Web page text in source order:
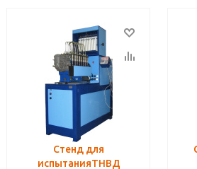
Стенд для
испытанияТНВД